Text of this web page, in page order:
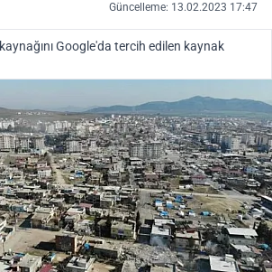
Güncelleme: 13.02.2023 17:47
kaynağını Google'da tercih edilen kaynak